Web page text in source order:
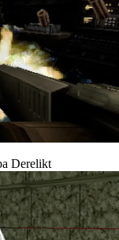
Derelikt